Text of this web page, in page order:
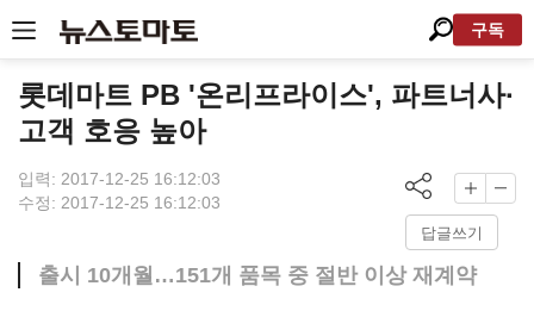
구독
롯데마트 PB '온리프라이스', 파트너사·
고객 호응 높아
입력: 2017-12-25 16:12:03
수정: 2017-12-25 16:12:03
답글쓰기
출시 10개월…151개 품목 중 절반 이상 재계약